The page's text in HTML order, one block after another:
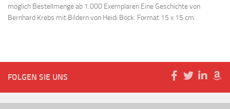
möglich Bestellmenge ab 1.000 Exemplaren Eine Geschichte von
Bernhard Krebs mit Bildern von Heidi Böck. Format 15 x 15 cm.
FOLGEN SIE UNS